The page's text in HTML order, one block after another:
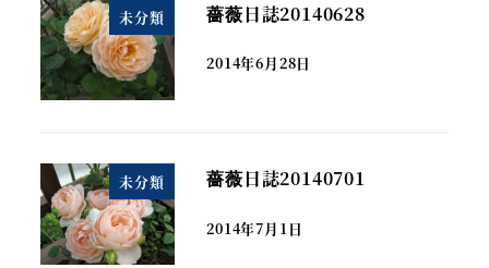
未分類 薔薇日誌20140628
2014年6月28日
未分類 薔薇日誌20140701
2014年7月1日